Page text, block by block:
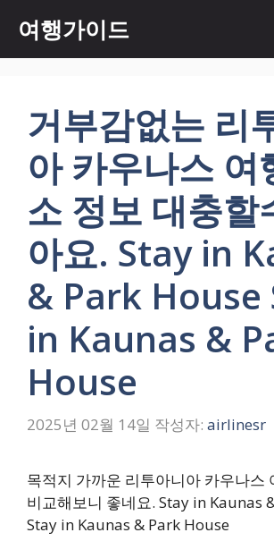
츠
여행가이드
거부감없는 리
아 카우나스 여
소 정보 대충할
아요. Stay in
& Park House
in Kaunas &
House
2025년 02월 14일 작성자: airlinesr
목적지 가까운 리투아니아 카우나스
비교해보니 좋네요. Stay in Kaunas
Stay in Kaunas & Park House